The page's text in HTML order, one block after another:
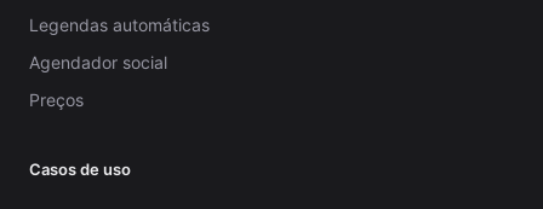
Legendas automáticas
Agendador social
Preços
Casos de uso